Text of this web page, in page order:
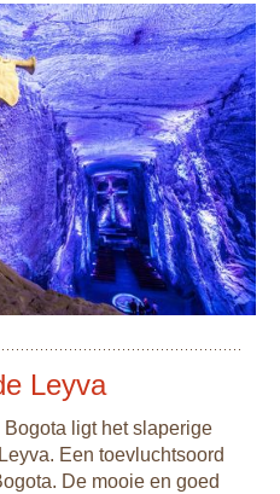
Leyva
ligt het slaperige
Een toevluchtsoord
De mooie en goed